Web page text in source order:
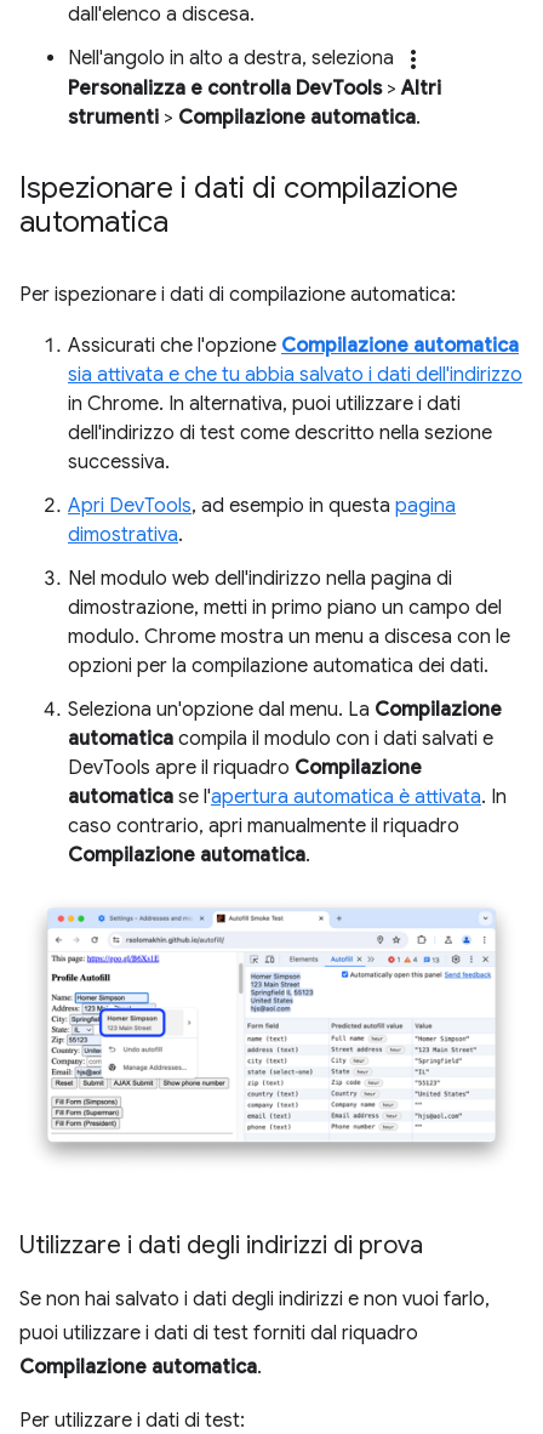
dall'elenco a discesa.
Nell'angolo in alto a destra, seleziona
more_vert
Personalizza e controlla DevTools>Altri
strumenti > Compilazione automatica.
Ispezionare i dati di compilazione
automatica
Per ispezionare i dati di compilazione automatica:
Assicurati che l'opzione Compilazione automatica
sia attivata e che tu abbia salvato i dati dell'indirizzo
in Chrome. In alternativa, puoi utilizzare i dati
dell'indirizzo di test come descritto nella sezione
successiva.
Apri DevTools, ad esempio in questa pagina
dimostrativa.
Nel modulo web dell'indirizzo nella pagina di
dimostrazione, metti in primo piano un campo del
modulo. Chrome mostra un menu a discesa con le
opzioni per la compilazione automatica dei dati.
Seleziona un'opzione dal menu. La Compilazione
automatica compila il modulo con i dati salvati e
DevTools apre il riquadro Compilazione
automatica se l'apertura automatica è attivata. In
caso contrario, apri manualmente il riquadro
Compilazione automatica.
Utilizzare i dati degli indirizzi di prova
Se non hai salvato i dati degli indirizzi e non vuoi farlo,
puoi utilizzare i dati di test forniti dal riquadro
Compilazione automatica.
Per utilizzare i dati di test: